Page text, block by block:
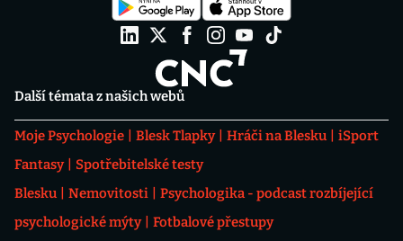
Další témata z našich webů
Moje Psychologie Blesk Tlapky Hráči na Blesku
iSport
Fantasy
Spotřebitelské testy
Blesku
Nemovitosti
Psychologika - podcast rozbíjející
psychologické mýty
Fotbalové přestupy